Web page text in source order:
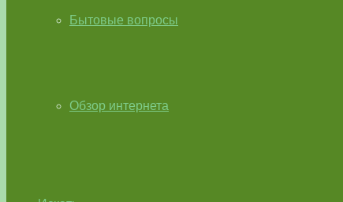
Бытовые вопросы
Обзор интернета